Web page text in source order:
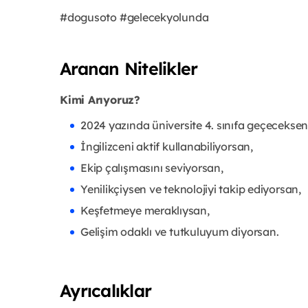
#dogusoto #gelecekyolunda
Aranan Nitelikler
Kimi Arıyoruz?
2024 yazında üniversite 4. sınıfa
İngilizceni aktif kullanabiliyorsan,
Ekip çalışmasını seviyorsan,
Yenilikçiysen ve teknolojiyi takip ediyorsan,
Keşfetmeye meraklıysan,
Gelişim odaklı ve tutkuluyum diyorsan.
Ayrıcalıklar